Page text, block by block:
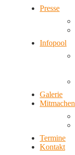
Presse
Infopool
Galerie
Mitmachen
Termine
Kontakt